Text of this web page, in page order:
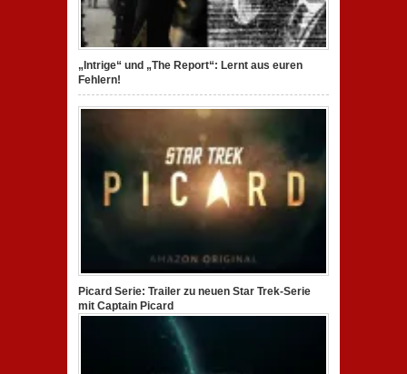
„Intrige“ und „The Report“: Lernt aus euren
Fehlern!
Picard Serie: Trailer zu neuen Star Trek-Serie
mit Captain Picard